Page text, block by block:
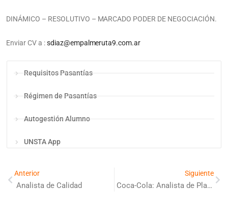
DINÁMICO – RESOLUTIVO – MARCADO PODER DE NEGOCIACIÓN.
Enviar CV a :sdiaz@empalmeruta9.com.ar
Requisitos Pasantías
Régimen de Pasantías
Autogestión Alumno
UNSTA App
Anterior
Analista de Calidad
Siguiente
Coca-Cola: Analista de Planeamiento